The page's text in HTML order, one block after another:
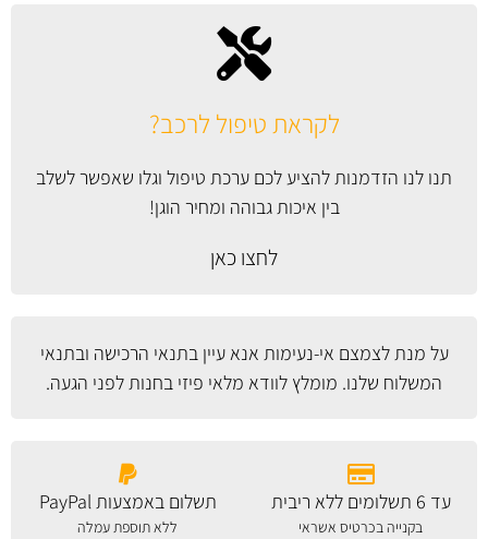
לקראת טיפול לרכב?
תנו לנו הזדמנות להציע לכם ערכת טיפול וגלו שאפשר לשלב
בין איכות גבוהה ומחיר הוגן!
לחצו כאן
על מנת לצמצם אי-נעימות אנא עייןבתנאי הרכישה ובתנאי
המשלוח שלנו. מומלץ לוודא מלאי פיזי בחנות לפני הגעה.
עד 6 תשלומים ללא ריבית
בקנייה בכרטיס אשראי
תשלום באמצעות PayPal
ללא תוספת עמלה